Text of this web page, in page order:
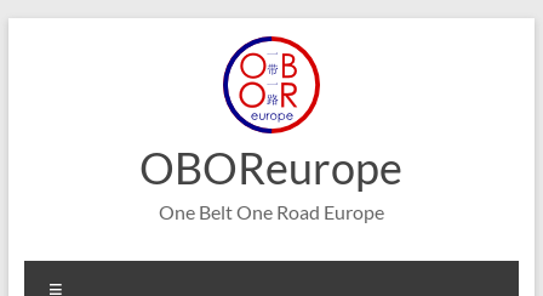
OBOReurope
One Belt One Road Europe